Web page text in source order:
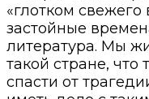
«глотком свежего
застойные
литература. Мы
такой стране,
спасти от